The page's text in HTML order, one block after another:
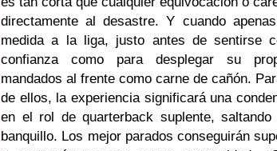
directamente al desastre. Y cuando
medida a la liga, justo antes de sentirse
confianza como para desplegar su
mandados al frente como carne de cañón.
de ellos, la experiencia significará una
en el rol de quarterback suplente, saltando
banquillo. Los mejor parados conseguirán